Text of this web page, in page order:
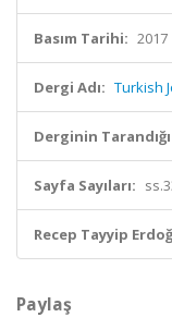
Basım Tarihi: 2017
Dergi Adı: Turkish
Derginin
Sayfa Sayıları:
Recep Tayyip
Paylaş